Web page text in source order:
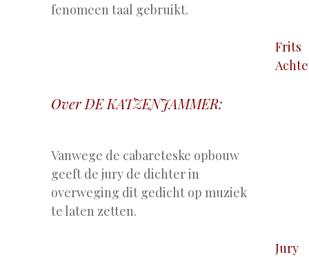
fenomeen taal gebruikt.
Frits
Over DE KATZENJAMMER:
Vanwege de cabareteske opbouw
geeft de jury de dichter in
overweging dit gedicht op muziek
te laten zetten.
Jury